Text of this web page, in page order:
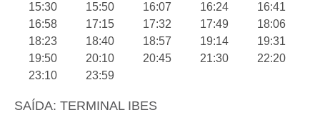
15:30
15:50 16:07 16:24
16:41
16:58
17:15 17:32 17:49
18:06
18:23
18:40 18:57 19:14
19:31
19:50
20:10 20:45 21:30
22:20
23:10
23:59
SAÍDA: TERMINAL IBES